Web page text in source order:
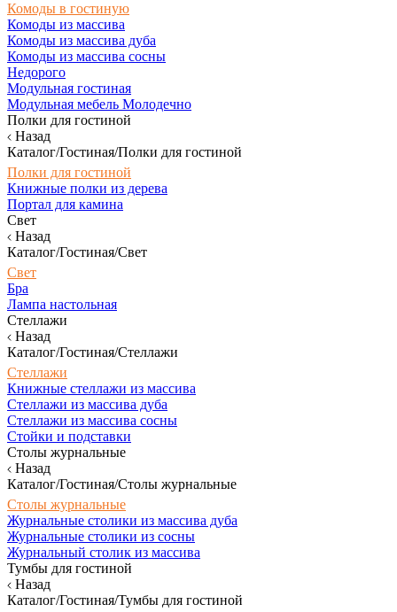
Комоды в гостиную
Комоды из массива
Комоды из массива дуба
Комоды из массива сосны
Недорого
Модульная гостиная
Модульная мебель Молодечно
Полки для гостиной
Назад
Каталог/Гостиная/Полки для гостиной
Полки для гостиной
Книжные полки из дерева
Портал для камина
Свет
Назад
Каталог/Гостиная/Свет
Свет
Бра
Лампа настольная
Стеллажи
Назад
Каталог/Гостиная/Стеллажи
Стеллажи
Книжные стеллажи из массива
Стеллажи из массива дуба
Стеллажи из массива сосны
Стойки и подставки
Столы журнальные
Назад
Каталог/Гостиная/Столы журнальные
Столы журнальные
Журнальные столики из массива дуба
Журнальные столики из сосны
Журнальный столик из массива
Тумбы для гостиной
Назад
Каталог/Гостиная/Тумбы для гостиной